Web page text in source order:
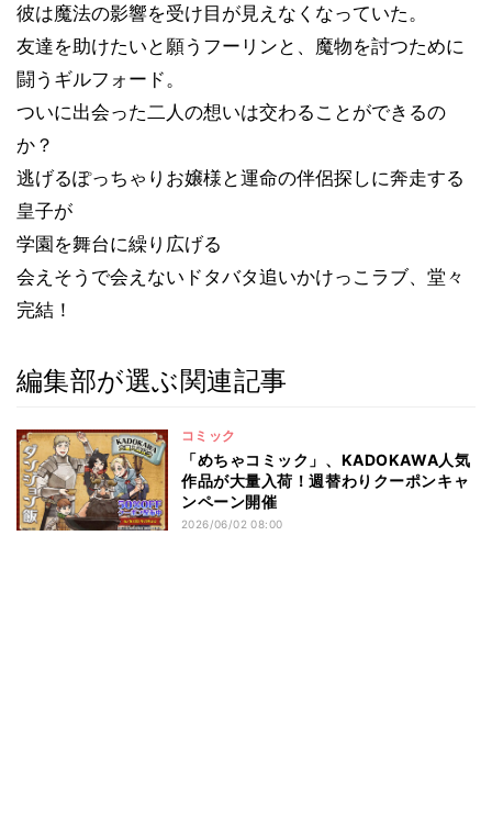
彼は魔法の影響を受け目が見えなくなっていた。
友達を助けたいと願うフーリンと、魔物を討つために
闘うギルフォード。
ついに出会った二人の想いは交わることができるの
か？
逃げるぽっちゃりお嬢様と運命の伴侶探しに奔走する
皇子が
学園を舞台に繰り広げる
会えそうで会えないドタバタ追いかけっこラブ、堂々
完結！
編集部が選ぶ関連記事
コミック
「めちゃコミック」、KADOKAWA人気
作品が大量入荷！週替わりクーポンキャ
ンペーン開催
2026/06/02 08:00